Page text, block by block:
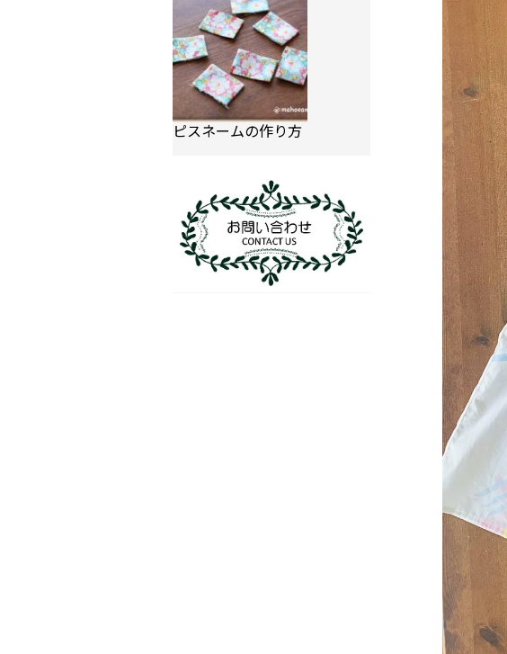
ピスネームの作り方